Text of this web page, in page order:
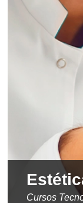
Cursos